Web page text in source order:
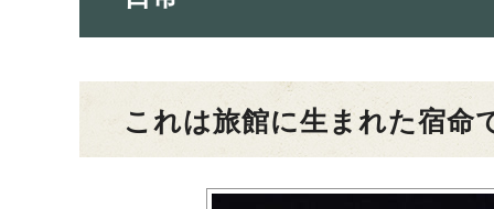
これは旅館に生まれた宿命